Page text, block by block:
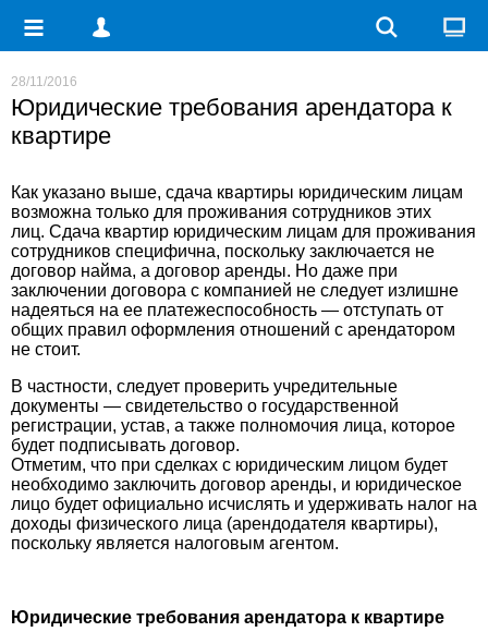
28/11/2016
Юридические требования арендатора к
квартире
Как указано выше, сдача квартиры юридическим лицам
возможна только для проживания сотрудников этих
лиц. Сдача квартир юридическим лицам для проживания
сотрудников специфична, поскольку заключается не
договор найма, а договор аренды. Но даже при
заключении договора с компанией не следует излишне
надеяться на ее платежеспособность — отступать от
общих правил оформления отношений с арендатором
не стоит.
В частности, следует проверить учредительные
документы — свидетельство о государственной
регистрации, устав, а также полномочия лица, которое
будет подписывать договор.
Отметим, что при сделках с юридическим лицом будет
необходимо заключить договор аренды, и юридическое
лицо будет официально исчислять и удерживать налог на
доходы физического лица (арендодателя квартиры),
поскольку является налоговым агентом.
Юридические требования арендатора к квартире